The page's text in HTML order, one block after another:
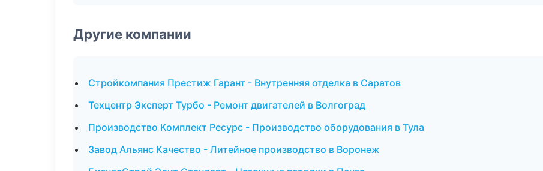
Другие компании
Стройкомпания Престиж Гарант - Внутренняя отделка в Саратов
Техцентр Эксперт Турбо - Ремонт двигателей в Волгоград
Производство Комплект Ресурс - Производство оборудования в Тула
Завод Альянс Качество - Литейное производство в Воронеж